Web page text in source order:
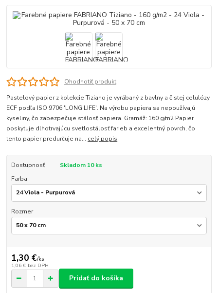
Ohodnotiť produkt
Pastelový papier z kolekcie Tiziano je vyrábaný z bavlny a čistej celulózy
ECF podľa ISO 9706 'LONG LIFE'. Na výrobu papiera sa nepoužívajú
kyseliny, čo zabezpečuje stálosť papiera. Gramáž: 160 g/m2 Papier
poskytuje dlhotrvajúcu svetlostálosť farieb a excelentný povrch, čo
tento papier predurčuje na... celý popis
Dostupnosť
Skladom 10 ks
Farba
Rozmer
1,30 €/ks
1,06 € bez DPH
Pridať do košíka